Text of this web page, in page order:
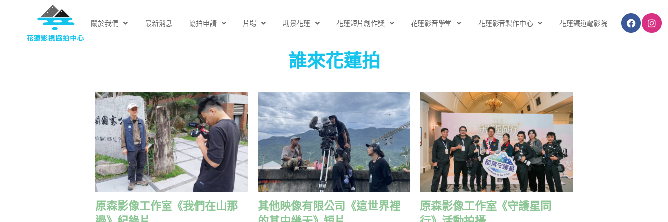
關於我們 最新消息 協拍申請 片場 勘景花蓮 花蓮短片創作獎 花蓮影音學堂 花蓮影音製作中心 花蓮鐵道電影院
誰來花蓮拍
原森影像工作室《我們在山那
其他映像有限公司《這世界裡
原森影像工作室《守護星同